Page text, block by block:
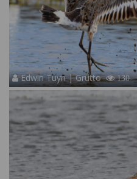
Edwin Tuyn | Grutto 130